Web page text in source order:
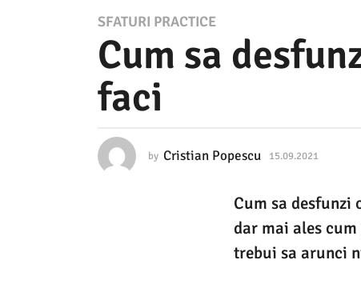
1
5
.
0
.
2
SFATURI PRACTICE
Cum sa
faci
by Cristian Popescu 15.09.2021
0
.
2
0
Cum sa
dar mai ales
trebui sa arunci